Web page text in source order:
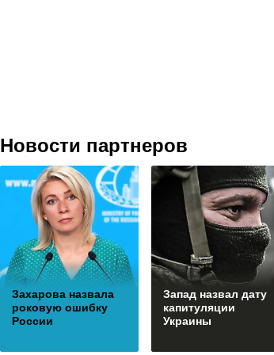
Новости партнеров
Захарова назвала
роковую ошибку
России
Запад назвал дату
капитуляции
Украины